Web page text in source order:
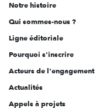
l'engagement
Notre histoire
Qui sommes-nous ?
Ligne éditoriale
Pourquoi s'inscrire
Acteurs de l'engagement
Actualités
Appels à projets